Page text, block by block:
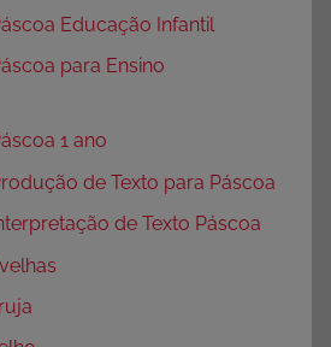
Educação Infantil
para Ensino
1 ano
de Texto para Páscoa
de Texto Páscoa